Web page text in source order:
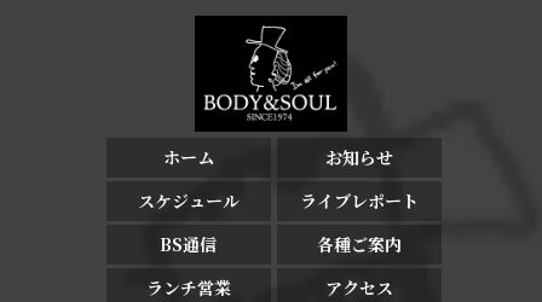
ホーム
お知らせ
スケジュール
ライブレポート
BS通信
各種ご案内
ランチ営業
アクセス